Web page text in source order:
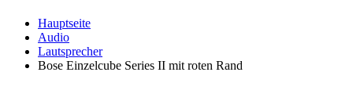
Hauptseite
Audio
Lautsprecher
Bose Einzelcube Series II mit roten Rand